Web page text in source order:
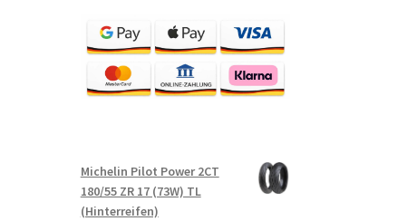
Michelin Pilot Power 2CT
180/55 ZR 17 (73W) TL
(Hinterreifen)